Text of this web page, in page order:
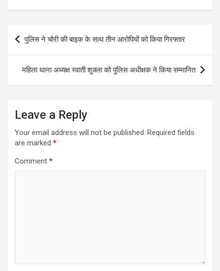
Post
navigation
पुलिस ने चोरी की बाइक के साथ तीन आरोपियों को किया गिरफ्तार
महिला थाना अध्यक्ष स्वाती शुक्ला को पुलिस अधीक्षक ने किया सम्मानित
Leave a Reply
Your email address will not be published. Required fields
are marked *
Comment *